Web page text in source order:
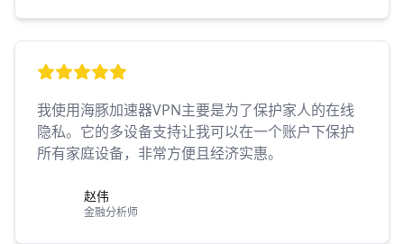
我使用海豚加速器VPN主要是为了保护家人的在线
隐私。它的多设备支持让我可以在一个账户下保护
所有家庭设备，非常方便且经济实惠。
赵伟
金融分析师